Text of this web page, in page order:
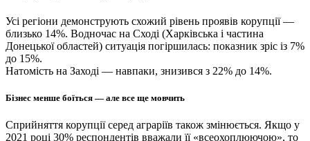
Усі регіони демонструють схожий рівень проявів корупції —
близько 14%. Водночас на Сході (Харківська і частина
Донецької областей) ситуація погіршилась: показник зріс із 7%
до 15%.
Натомість на Заході — навпаки, знизився з 22% до 14%.
Бізнес менше боїться — але все ще мовчить
Сприйняття корупції серед аграріїв також змінюється. Якщо у
2021 році 30% респондентів вважали її «всеохоплюючою», то